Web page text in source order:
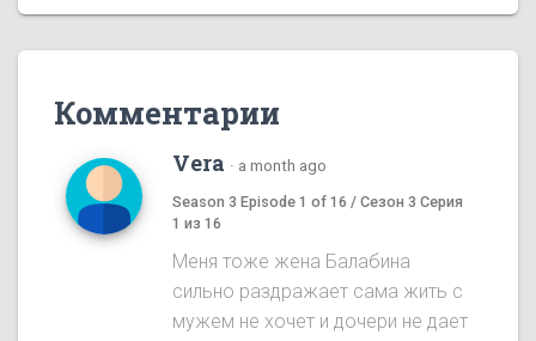
Комментарии
Vera · a month ago
Season 3 Episode 1 of 16 / Сезон 3 Серия
1 из 16
Меня тоже жена Балабина
сильно раздражает сама жить с
мужем не хочет и дочери не дает